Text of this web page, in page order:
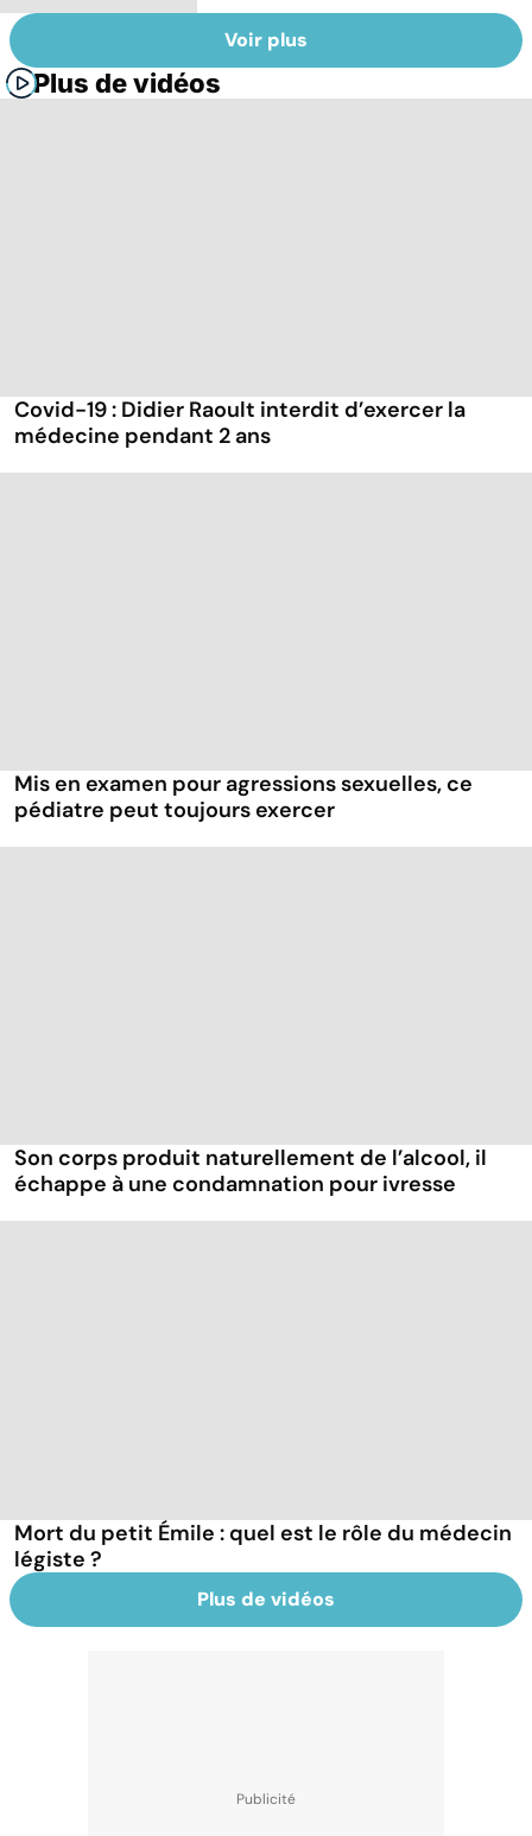
Voir plus
Plus de vidéos
Covid-19 : Didier Raoult interdit d’exercer la
médecine pendant 2 ans
Mis en examen pour agressions sexuelles, ce
pédiatre peut toujours exercer
Son corps produit naturellement de l’alcool, il
échappe à une condamnation pour ivresse
Mort du petit Émile : quel est le rôle du médecin
légiste ?
Plus de vidéos